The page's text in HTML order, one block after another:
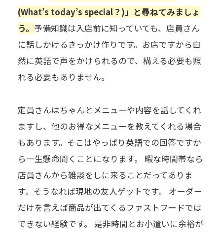
(What’s today’s special？)」と尋ねてみましょ
う。 予備知識は入店前に知っていても、店員さん
に話しかけるきっかけ作りです。お店ですから自
然に英語で声をかけられるので、構える必要も照
れる必要もありません。
定員さんはちゃんとメニューや内容を話してくれ
ますし、他のお得なメニューを教えてくれる場合
もあります。そこはやっぱり英語での回答ですか
ら一生懸命聞くことになります。 暇な時間帯なら
店員さんから雑談をしに来ることだってありま
す。そうなれば現地の友人ゲットです。 オーダー
だけを言えば商品が出てくるファストフードでは
できない経験です。 是非時間とお小遣いに余裕が